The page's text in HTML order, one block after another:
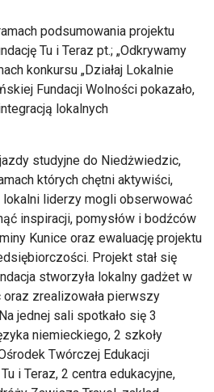
podsumowania projektu
Tu i Teraz pt.; „Odkrywamy
konkursu „Działaj Lokalnie
Fundacji Wolności pokazało,
lokalnych
studyjne do Niedżwiedzic,
których chętni aktywiści,
liderzy mogli obserwować
inspiracji, pomysłów i bodźców
Kunice oraz ewaluację projektu
Projekt stał się
stworzyła lokalny gadżet w
zrealizowała pierwszy
jednej sali spotkało się 3
niemieckiego, 2 szkoły
Twórczej Edukacji
i Teraz, 2 centra edukacyjne,